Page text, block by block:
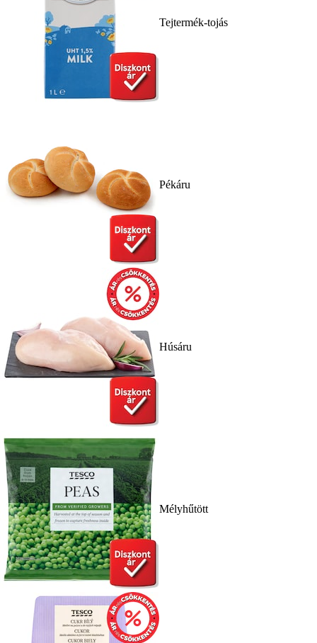
Tejtermék-tojás
Pékáru
Húsáru
Mélyhűtött